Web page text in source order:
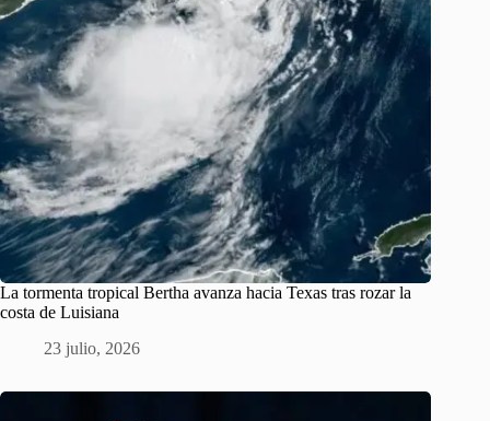
La tormenta tropical Bertha avanza hacia Texas tras rozar la
costa de Luisiana
23 julio, 2026